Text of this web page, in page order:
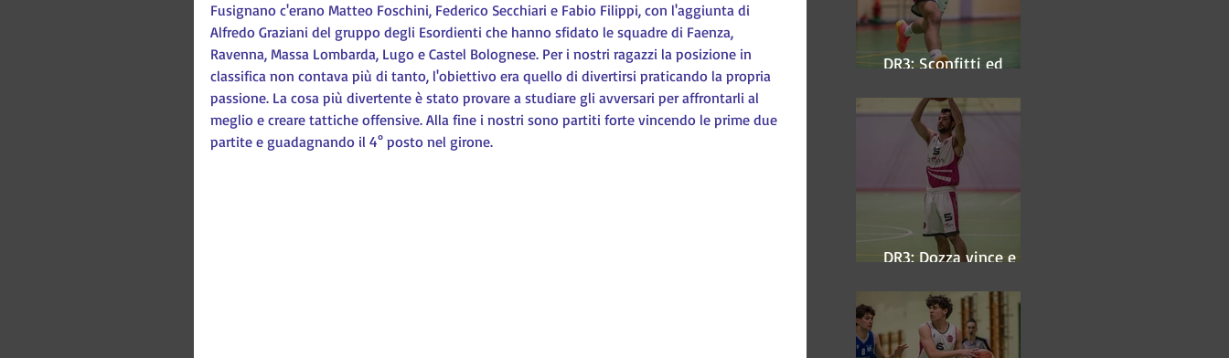
Fusignano c'erano Matteo Foschini, Federico Secchiari e Fabio Filippi, con l'aggiunta di
Alfredo Graziani del gruppo degli Esordienti che hanno sfidato le squadre di Faenza,
Ravenna, Massa Lombarda, Lugo e Castel Bolognese. Per i nostri ragazzi la posizione in
classifica non contava più di tanto, l'obiettivo era quello di divertirsi praticando la propria
passione. La cosa più divertente è stato provare a studiare gli avversari per affrontarli al
meglio e creare tattiche offensive. Alla fine i nostri sono partiti forte vincendo le prime due
partite e guadagnando il 4° posto nel girone.
DR3: Sconfitti ed
DR3: Dozza vince e